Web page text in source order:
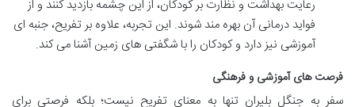
رعایت بهداشت و نظارت بر کودکان، از این چشمه بازدید کنند و از
فواید درمانی آن بهره مند شوند. این تجربه، علاوه بر تفریح، جنبه ای
آموزشی نیز دارد و کودکان را با شگفتی های زمین آشنا می کند.
فرصت های آموزشی و فرهنگی
سفر به جنگل بلیران تنها به معنای تفریح نیست؛ بلکه فرصتی برای